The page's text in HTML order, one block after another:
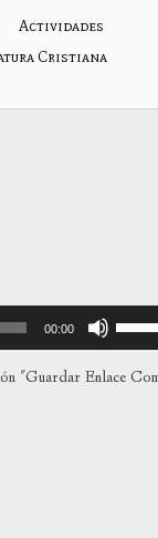
Actividades
Cristiana
00:00
teclas
"Guardar Enlace